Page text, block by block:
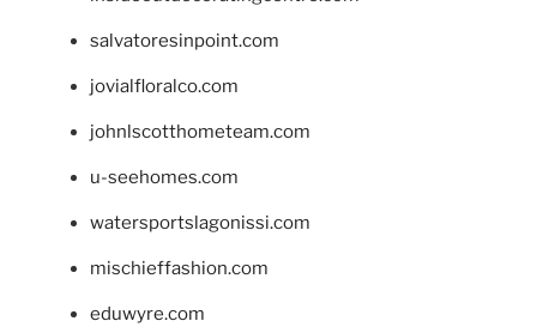
salvatoresinpoint.com
jovialfloralco.com
johnlscotthometeam.com
u-seehomes.com
watersportslagonissi.com
mischieffashion.com
eduwyre.com